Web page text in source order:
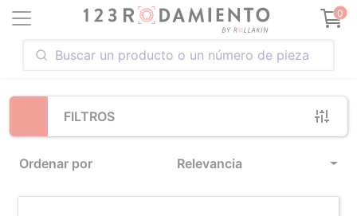
0
FILTROS
Ordenar por Relevancia
Loading...